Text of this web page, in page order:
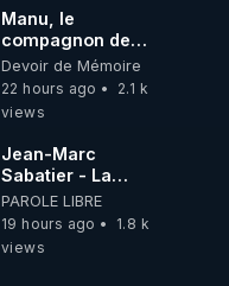
opposant !
Manu, le
compagnon de
Kyria, raconte sa
garde à vue
musclée.
Devoir de Mémoire
22 hours ago
2.1 k
views
Jean-Marc
Sabatier - La
Covid-19 n'a été
que le début -
L'ARNm &
PAROLE LIBRE
19 hours ago
1.8 k
views